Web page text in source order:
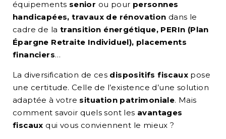
équipements senior ou pour personnes
handicapées, travaux de rénovation dans le
cadre de la transition énergétique, PERIn (Plan
Épargne Retraite Individuel), placements
financiers…
La diversification de ces dispositifs fiscaux pose
une certitude. Celle de l’existence d’une solution
adaptée à votre situation patrimoniale. Mais
comment savoir quels sont les avantages
fiscaux qui vous conviennent le mieux ?